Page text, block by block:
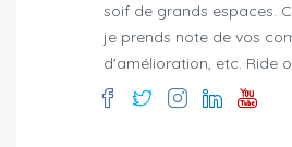
soif de grands espaces.
je prends note de vos
d'amélioration, etc. Ride